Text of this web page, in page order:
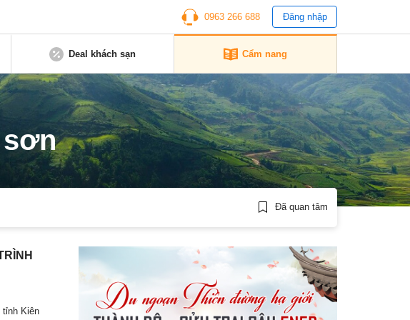
0963 266 688 Đăng nhập
Deal khách sạn Cẩm nang
sơn
Đã quan tâm
tỉnh Kiên